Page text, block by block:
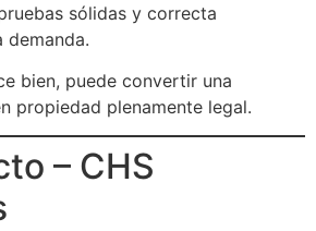
sólidas y correcta
demanda.
bien, puede convertir una
propiedad plenamente legal.
– CHS